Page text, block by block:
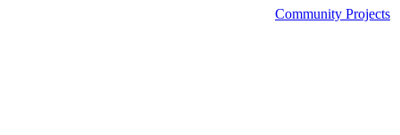
Community Projects